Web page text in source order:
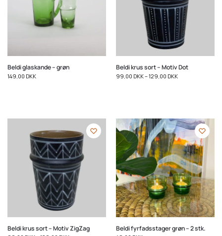
Beldi glaskande – grøn
149,00 DKK
Beldi krus sort – Motiv Dot
99,00 DKK–129,00 DKK
Beldi krus sort – Motiv ZigZag Beldi fyrfadsstager grøn – 2 stk.